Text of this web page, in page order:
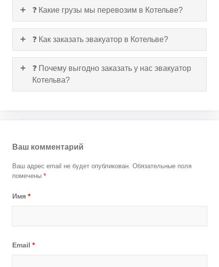
❓ Какие грузы мы перевозим в Котельве?
❓ Как заказать эвакуатор в Котельве?
❓ Почему выгодно заказать у нас эвакуатор
Котельва?
Ваш комментарий
Ваш адрес email не будет опубликован. Обязательные поля
помечены *
Имя *
Email *